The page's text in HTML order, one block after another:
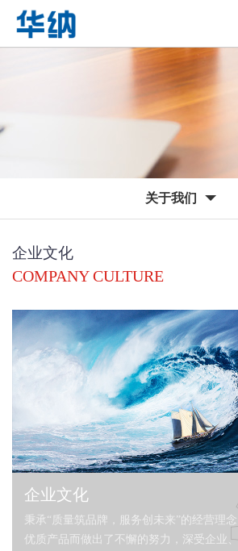
关于我们
企业文化
COMPANY CULTURE
企业文化
秉承“质量筑品牌，服务创未来”的经营理
优质产品而做出了不懈的努力，深受企业